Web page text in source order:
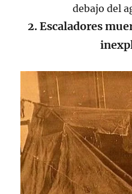
debajo del
2. Escaladores